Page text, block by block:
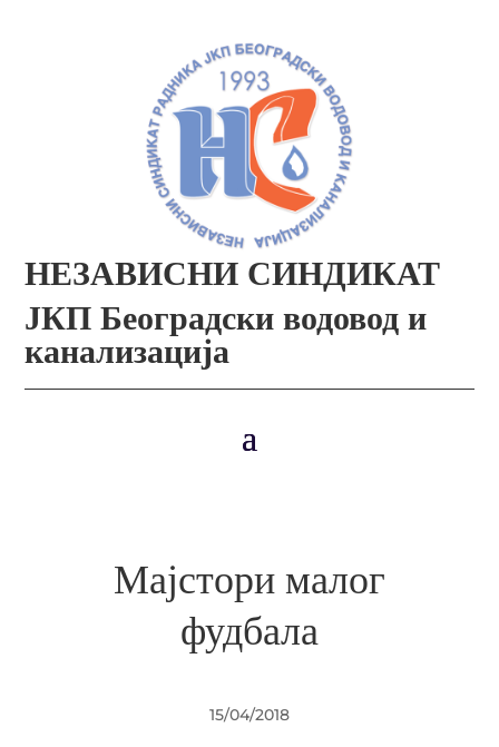
НЕЗАВИСНИ СИНДИКАТ
ЈКП Београдски водовод и
канализација
Мајстори малог
фудбала
15/04/2018